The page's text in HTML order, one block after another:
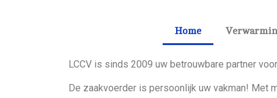
Home
LCCV is sinds 2009 uw betrouwbare partner
De zaakvoerder is persoonlijk uw vakman! Met